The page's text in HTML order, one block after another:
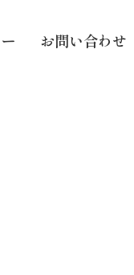
お問い合わせ